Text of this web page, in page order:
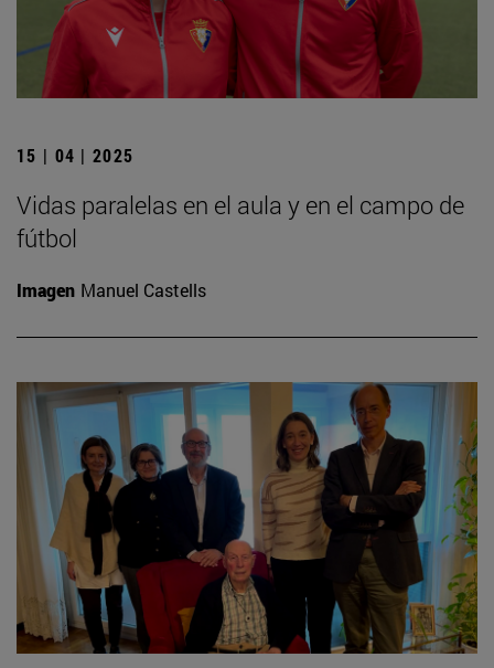
15 | 04 | 2025
Vidas paralelas en el aula y en el campo de
fútbol
Imagen Manuel Castells